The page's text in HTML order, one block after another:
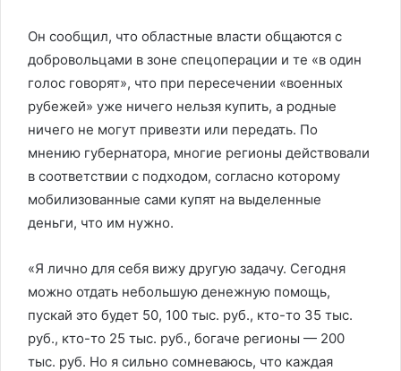
Он сообщил, что областные власти общаются с
добровольцами в зоне спецоперации и те «в один
голос говорят», что при пересечении «военных
рубежей» уже ничего нельзя купить, а родные
ничего не могут привезти или передать. По
мнению губернатора, многие регионы действовали
в соответствии с подходом, согласно которому
мобилизованные сами купят на выделенные
деньги, что им нужно.
«Я лично для себя вижу другую задачу. Сегодня
можно отдать небольшую денежную помощь,
пускай это будет 50, 100 тыс. руб., кто-то 35 тыс.
руб., кто-то 25 тыс. руб., богаче регионы — 200
тыс. руб. Но я сильно сомневаюсь, что каждая